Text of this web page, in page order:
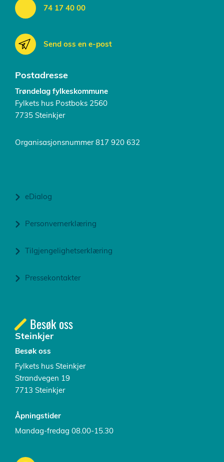
74 17 40 00
Send oss en e-post
Postadresse
Trøndelag fylkeskommune
Fylkets hus Postboks 2560
7735 Steinkjer
Organisasjonsnummer 817 920 632
eDialog
Personvernerklæring
Tilgjengelighetserklæring
Pressekontakter
Besøk oss
Steinkjer
Besøk oss
Fylkets hus Steinkjer
Strandvegen 19
7713 Steinkjer
Åpningstider
Mandag-fredag 08.00-15.30